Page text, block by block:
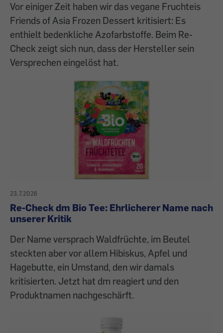
Vor einiger Zeit haben wir das vegane Fruchteis
Friends of Asia Frozen Dessert kritisiert: Es
enthielt bedenkliche Azofarbstoffe. Beim Re-
Check zeigt sich nun, dass der Hersteller sein
Versprechen eingelöst hat.
23.7.2026
Re-Check dm Bio Tee: Ehrlicherer Name nach
unserer Kritik
Der Name versprach Waldfrüchte, im Beutel
steckten aber vor allem Hibiskus, Apfel und
Hagebutte, ein Umstand, den wir damals
kritisierten. Jetzt hat dm reagiert und den
Produktnamen nachgeschärft.